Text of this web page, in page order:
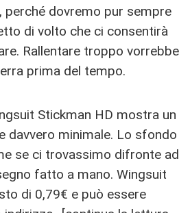
perché dovremo pur sempre
di volto che ci consentirà
Rallentare troppo vorrebbe
prima del tempo.
Stickman HD mostra un
davvero minimale. Lo sfondo
se ci trovassimo difronte ad
fatto a mano. Wingsuit
di 0,79€ e può essere